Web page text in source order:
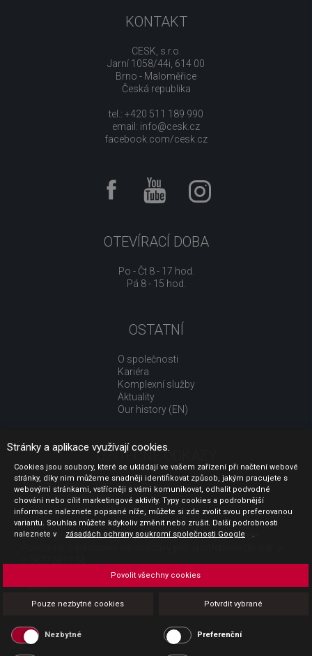
KONTAKT
CESK, s.r.o.
Jarní 1058/44i, 614 00
Brno - Maloměřice
Česká republika
tel.: +420 511 189 990
email: info@cesk.cz
facebook.com/cesk.cz
OTEVÍRACÍ DOBA
Po - Čt 8 - 17 hod.
Pá 8 - 15 hod.
OSTATNÍ
O společnosti
Kariéra
Komplexní služby
Aktuality
Our history (EN)
UŽITEČNÉ ODKAZY
Jak nakupovat
Obchodní podmínky
GDPR - ochrana osobních údajů
Profil zadavatele
Sdělení před uzavřením kupní smlouvy pro spotřebitele
Platba
Povinná publicita
Stránky a aplikace využívají cookies.
Cookies jsou soubory, které se ukládají ve vašem zařízení při načtení webové
stránky, díky nim můžeme snadněji identifikovat způsob, jakým pracujete s
webovými stránkami, vstřícněji s vámi komunikovat, odhalit podvodné
chování nebo cílit marketingové aktivity. Typy cookies a podrobnější
informace naleznete popsané níže, můžete si zde zvolit svou preferovanou
variantu. Souhlas můžete kdykoliv změnit nebo zrušit. Další podrobnosti
naleznete v
zásadách ochrany soukromí společnosti Google .
Pouze nezbytné cookies Potvrdit vybrané
Povolit všechny cookies
Nezbytné Preferenční